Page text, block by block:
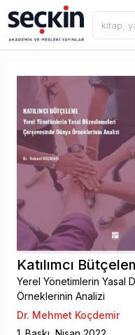
Katılımcı
Yerel Yönetimlerin Yasal
Örneklerinin Analizi
Dr. Mehmet Koçdemir